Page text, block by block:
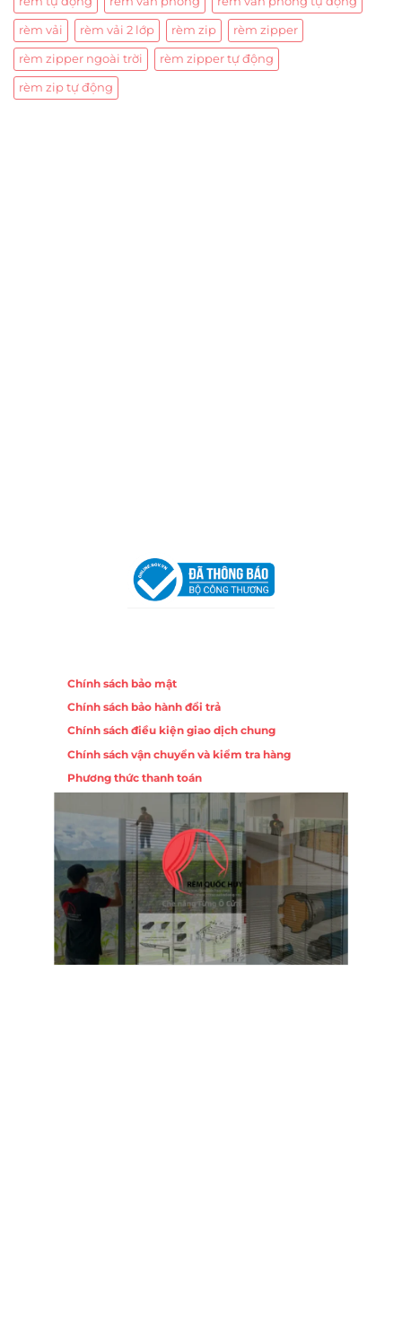
rèm vải rèm vải 2 lớp rèm zip rèm zipper
rèm zipper ngoài trời rèm zipper tự động
rèm zip tự động
Chính sách bảo mật
Chính sách bảo hành đổi trả
Chính sách điều kiện giao dịch chung
Chính sách vận chuyển và kiểm tra hàng
Phương thức thanh toán